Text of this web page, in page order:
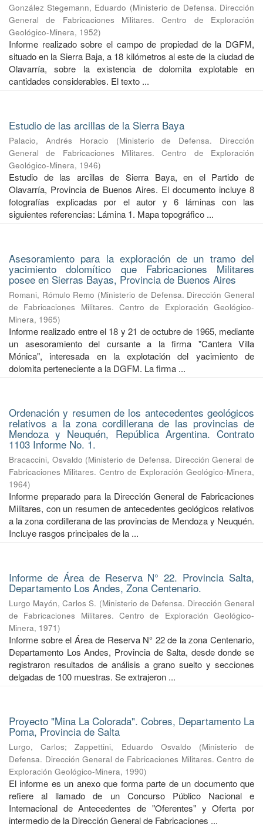
González Stegemann, Eduardo (Ministerio de Defensa. Dirección
General de Fabricaciones Militares. Centro de Exploración
Geológico-Minera, 1952)
Informe realizado sobre el campo de propiedad de la DGFM,
situado en la Sierra Baja, a 18 kilómetros al este de la ciudad de
Olavarría, sobre la existencia de dolomita explotable en
cantidades considerables. El texto ...
Estudio de las arcillas de la Sierra Baya
Palacio, Andrés Horacio (Ministerio de Defensa. Dirección
General de Fabricaciones Militares. Centro de Exploración
Geológico-Minera, 1946)
Estudio de las arcillas de Sierra Baya, en el Partido de
Olavarría, Provincia de Buenos Aires. El documento incluye 8
fotografías explicadas por el autor y 6 láminas con las
siguientes referencias: Lámina 1. Mapa topográfico ...
Asesoramiento para la exploración de un tramo del
yacimiento dolomítico que Fabricaciones Militares
posee en Sierras Bayas, Provincia de Buenos Aires
Romani, Rómulo Remo (Ministerio de Defensa. Dirección General
de Fabricaciones Militares. Centro de Exploración Geológico-
Minera, 1965)
Informe realizado entre el 18 y 21 de octubre de 1965, mediante
un asesoramiento del cursante a la firma "Cantera Villa
Mónica", interesada en la explotación del yacimiento de
dolomita perteneciente a la DGFM. La firma ...
Ordenación y resumen de los antecedentes geológicos
relativos a la zona cordillerana de las provincias de
Mendoza y Neuquén, República Argentina. Contrato
1103 Informe No. 1.
Bracaccini, Osvaldo (Ministerio de Defensa. Dirección General de
Fabricaciones Militares. Centro de Exploración Geológico-Minera,
1964)
Informe preparado para la Dirección General de Fabricaciones
Militares, con un resumen de antecedentes geológicos relativos
a la zona cordillerana de las provincias de Mendoza y Neuquén.
Incluye rasgos principales de la ...
Informe de Área de Reserva N° 22. Provincia Salta,
Departamento Los Andes, Zona Centenario.
Lurgo Mayón, Carlos S. (Ministerio de Defensa. Dirección General
de Fabricaciones Militares. Centro de Exploración Geológico-
Minera, 1971)
Informe sobre el Área de Reserva N° 22 de la zona Centenario,
Departamento Los Andes, Provincia de Salta, desde donde se
registraron resultados de análisis a grano suelto y secciones
delgadas de 100 muestras. Se extrajeron ...
Proyecto "Mina La Colorada". Cobres, Departamento La
Poma, Provincia de Salta
Lurgo, Carlos;Zappettini, Eduardo Osvaldo (Ministerio de
Defensa. Dirección General de Fabricaciones Militares. Centro de
Exploración Geológico-Minera, 1990)
El informe es un anexo que forma parte de un documento que
refiere al llamado de un Concurso Público Nacional e
Internacional de Antecedentes de "Oferentes" y Oferta por
intermedio de la Dirección General de Fabricaciones ...